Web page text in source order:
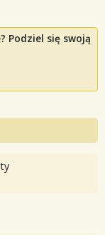
Podziel się swoją